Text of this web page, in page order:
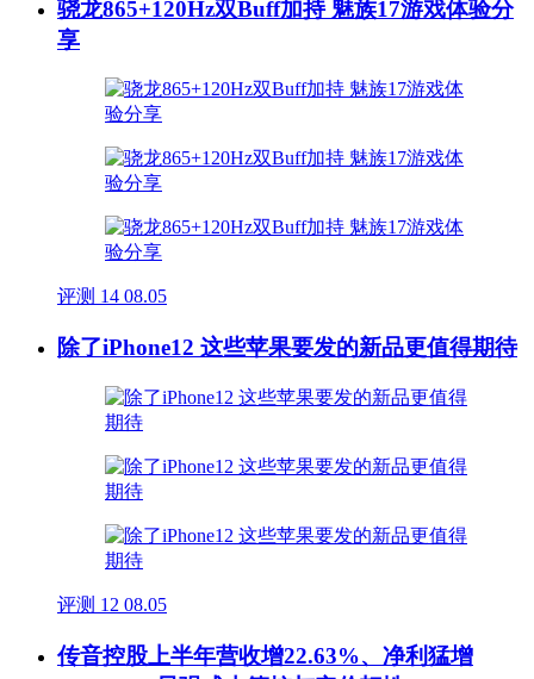
骁龙865+120Hz双Buff加持 魅族17游戏体验分
享
评测 14 08.05
除了iPhone12 这些苹果要发的新品更值得期待
评测 12 08.05
传音控股上半年营收增22.63%、净利猛增